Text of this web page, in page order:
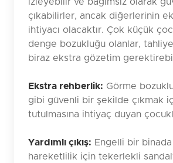
izleyebilir ve bağımsız olarak
çıkabilirler, ancak diğerlerinin
ihtiyacı olacaktır. Çok küçük
denge bozukluğu olanlar,
biraz ekstra gözetim
Ekstra rehberlik: Görme
gibi güvenli bir şekilde çıkmak
tutulmasına ihtiyaç duyan
Yardımlı çıkış: Engelli bir
hareketlilik için tekerlekli